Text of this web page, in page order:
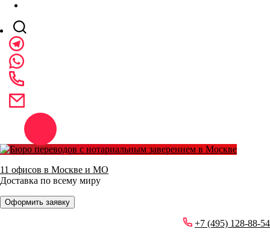
11 офисов в Москве и МО
Доставка по всему миру
Оформить заявку
+7 (495) 128-88-54